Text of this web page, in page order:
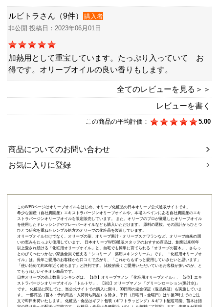
ルビトラさん（9件）
購入者
非公開 投稿日：2023年06月01日
加熱用として重宝しています。たっぷり入っていて お
得です。オリーブオイルの良い香りもします。
全てのレビューを見る＞＞
レビューを書く
この商品の平均評価： 5.00
商品についてのお問い合わせ
お気に入りに登録
このWEBページはオリーブオイルをはじめ、オリーブ化粧品の日本オリーブ公式通販サイトです。
希少な国産（自社農園産）エキストラバージンオリーブオイルや、本場スペインにある自社農園産のエキ
ストラバージンオリーブオイルを限定販売しています。 また、オリーブのプロが厳選したオリーブオイル
を使用したドレッシングやフレーバーオイルなども購入いただけます。 原料の選抜、その設計からひとつ
ひとつ研究を重ねたシンプル処方のオリーブの化粧品を製造しています。
オリーブオイルだけでなく、オリーブの葉、オリーブ果汁・オリーブスクワランなど、オリーブ由来の潤
いの恵みをたっぷり使用しています。 日本オリーブWEB通販スタッフのおすすめ商品は、創業以来60年
以上愛され続ける「 化粧用オリーブオイル 」と、自宅でも簡単に育てられる「 オリーブの苗木 」、さらっ
とのびてべたつかない家族全員で使える「 シコリーブ 薬用スキンクリーム 」です。 「化粧用オリーブオ
イル」は、長年ご愛用のお客様から口コミで広がり、「これからもずっと愛用していきたいと思います」
「使い始めて約30年近く経ちます」と評判です。 比較的長くご愛用いただいているお客様が多いのが、と
てもうれしいイチオシ商品です。
日本オリーブの売上数量ランキングは、【1位】オリーブマノン 「 化粧用オリーブオイル 」、【2位】 エキ
ストラバージンオリーブオイル 「トルトサ」 、【3位】 オリーブマノン 「グリーンローション(果汁水)」
です。 化粧品に関しては、当公式サイトでの購入に限り、 30日間の返金保証（返品保証）
も実施していま
す。 一部商品（苗木・予約商品・入荷待ち商品）を除き、平日（月曜日～金曜日）は午後2時までのご注
文で即日出荷いたします。 化粧品・食品はギフト包装（ギフトラッピング）＆ギフト配送可能、苗木は指